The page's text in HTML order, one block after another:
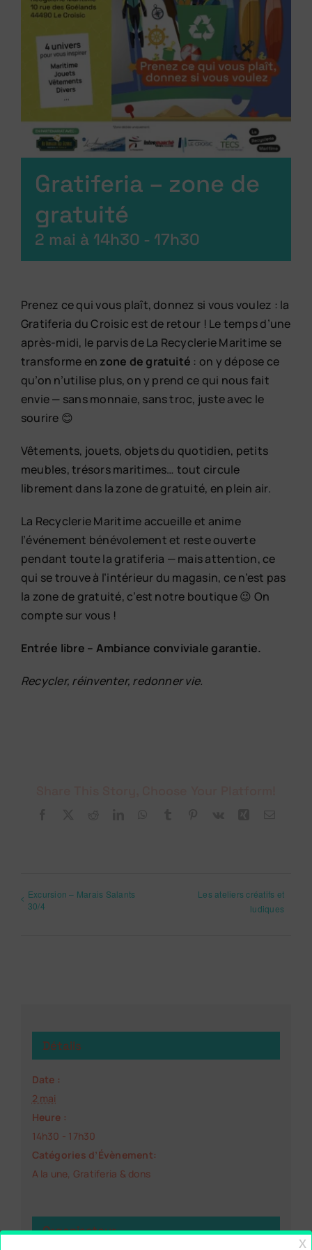
Gratiferia – zone de
gratuité
2 mai à 14h30 - 17h30
Prenez ce qui vous plaît, donnez si vous voulez : la
Gratiferia du Croisic est de retour ! Le temps d’une
après-midi, le parvis de La Recyclerie Maritime se
transforme enzone de gratuité : on y dépose ce
qu’on n’utilise plus, on y prend ce qui nous fait
envie — sans monnaie, sans troc, juste avec le
sourire 😊
Vêtements, jouets, objets du quotidien, petits
meubles, trésors maritimes… tout circule
librement dans la zone de gratuité, en plein air.
La Recyclerie Maritime accueille et anime
l’événement bénévolement et reste ouverte
pendant toute la gratiferia — mais attention, ce
qui se trouve à l’intérieur du magasin, ce n’est pas
la zone de gratuité, c’est notre boutique 😉 On
compte sur vous !
Entrée libre – Ambiance conviviale garantie.
Recycler, réinventer, redonner vie.
Excursion – Marais Salants
30/4
Les ateliers créatifs et
ludiques
Détails
Date :
2 mai
Heure :
14h30 - 17h30
Catégories d’Évènement:
A la une, Gratiferia & dons
Organisateur